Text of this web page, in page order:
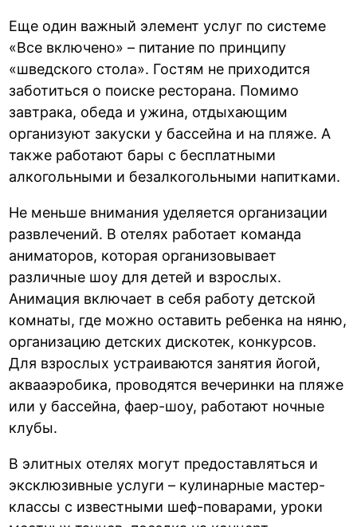
Еще один важный элемент услуг по системе
«Все включено» – питание по принципу
«шведского стола». Гостям не приходится
заботиться о поиске ресторана. Помимо
завтрака, обеда и ужина, отдыхающим
организуют закуски у бассейна и на пляже. А
также работают бары с бесплатными
алкогольными и безалкогольными напитками.
Не меньше внимания уделяется организации
развлечений. В отелях работает команда
аниматоров, которая организовывает
различные шоу для детей и взрослых.
Анимация включает в себя работу детской
комнаты, где можно оставить ребенка на няню,
организацию детских дискотек, конкурсов.
Для взрослых устраиваются занятия йогой,
аквааэробика, проводятся вечеринки на пляже
или у бассейна, фаер-шоу, работают ночные
клубы.
В элитных отелях могут предоставляться и
эксклюзивные услуги – кулинарные мастер-
классы с известными шеф-поварами, уроки